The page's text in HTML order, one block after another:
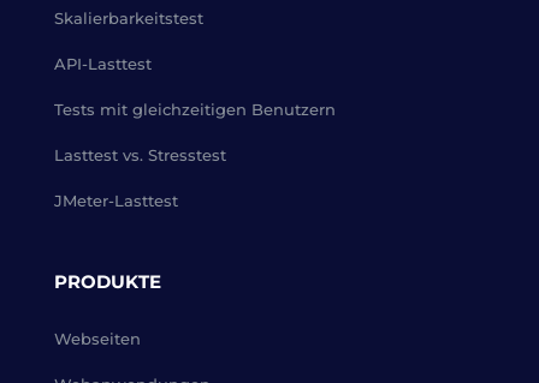
Skalierbarkeitstest
API-Lasttest
Tests mit gleichzeitigen Benutzern
Lasttest vs. Stresstest
JMeter-Lasttest
PRODUKTE
Webseiten